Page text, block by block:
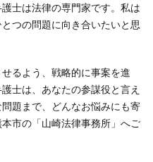
士は法律の専門家です。私は
つの問題に向き合いたいと思
るよう、戦略的に事案を進
士は、あなたの参謀役と言え
題まで、どんなお悩みにも寄
市の「山崎法律事務所」へご